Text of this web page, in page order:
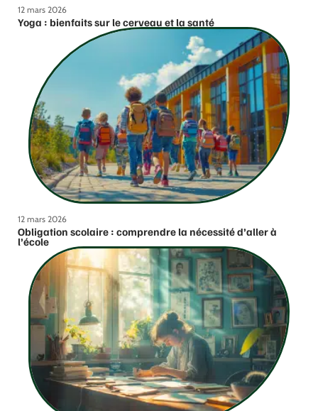
12 mars 2026
Yoga : bienfaits sur le cerveau et la santé
12 mars 2026
Obligation scolaire : comprendre la nécessité d’aller à
l’école